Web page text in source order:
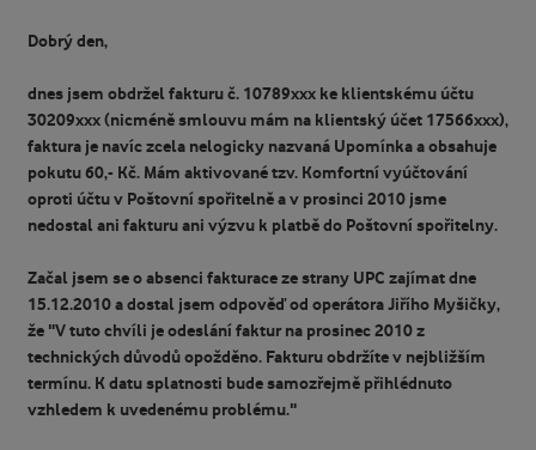
Dobrý den,
dnes jsem obdržel fakturu č. 10789xxx ke klientskému účtu
30209xxx (nicméně smlouvu mám na klientský účet 17566xxx),
faktura je navíc zcela nelogicky nazvaná Upomínka a obsahuje
pokutu 60,- Kč. Mám aktivované tzv. Komfortní vyúčtování
oproti účtu v Poštovní spořitelně a v prosinci 2010 jsme
nedostal ani fakturu ani výzvu k platbě do Poštovní spořitelny.
Začal jsem se o absenci fakturace ze strany UPC zajímat dne
15.12.2010 a dostal jsem odpověď od operátora Jiřího Myšičky,
že "V tuto chvíli je odeslání faktur na prosinec 2010 z
technických důvodů opožděno. Fakturu obdržíte v nejbližším
termínu. K datu splatnosti bude samozřejmě přihlédnuto
vzhledem k uvedenému problému."